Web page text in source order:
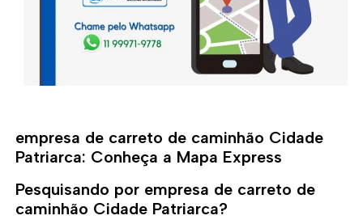
empresa de carreto de caminhão Cidade
Patriarca: Conheça a Mapa Express
Pesquisando por empresa de carreto de
caminhão Cidade Patriarca?